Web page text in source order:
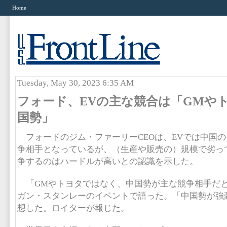
Home
Tuesday, May 30, 2023 6:35 AM
フォード、EVの主な競合は「GMや
国勢」
フォードのジム・ファーリーCEOは、EVでは中国
争相手となっているが、（生産や販売の）規模で劣
争するのはハードルが高いとの認識を示した。
「GMやトヨタではなく、中国勢が主な競争相手だ
ガン・スタンレーのイベントで語った。「中国勢が
想した。ロイターが報じた。